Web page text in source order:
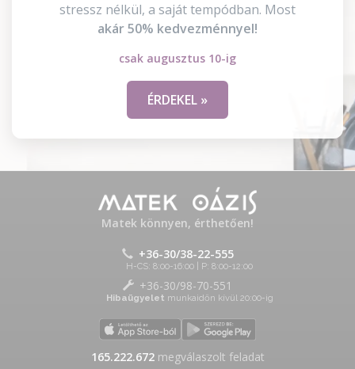
stressz nélkül, a saját tempódban. Most
akár 50% kedvezménnyel!
csak augusztus 10-ig
ÉRDEKEL »
Matek könnyen, érthetően!
+36-30/38-22-555
H-CS: 8:00-16:00 | P: 8:00-12:00
+36-30/98-70-551
Hibaügyelet munkaidőn kívül 20:00-ig
165.222.723megválaszolt feladat